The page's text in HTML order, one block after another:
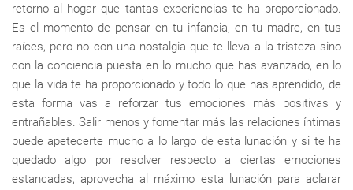
retorno al hogar que tantas experiencias te ha proporcionado.
Es el momento de pensar en tu infancia, en tu madre, en tus
raíces, pero no con una nostalgia que te lleva a la tristeza sino
con la conciencia puesta en lo mucho que has avanzado, en lo
que la vida te ha proporcionado y todo lo que has aprendido, de
esta forma vas a reforzar tus emociones más positivas y
entrañables. Salir menos y fomentar más las relaciones íntimas
puede apetecerte mucho a lo largo de esta lunación y si te ha
quedado algo por resolver respecto a ciertas emociones
estancadas, aprovecha al máximo esta lunación para aclarar